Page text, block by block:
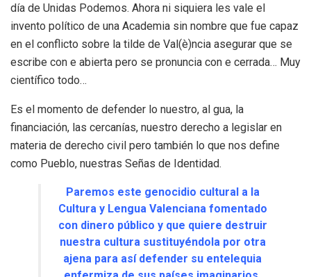
día de Unidas Podemos. Ahora ni siquiera les vale el
invento político de una Academia sin nombre que fue capaz
en el conflicto sobre la tilde de Val(è)ncia asegurar que se
escribe con e abierta pero se pronuncia con e cerrada… Muy
científico todo…
Es el momento de defender lo nuestro, al gua, la
financiación, las cercanías, nuestro derecho a legislar en
materia de derecho civil pero también lo que nos define
como Pueblo, nuestras Señas de Identidad.
Paremos este genocidio cultural a la
Cultura y Lengua Valenciana fomentado
con dinero público y que quiere destruir
nuestra cultura sustituyéndola por otra
ajena para así defender su entelequia